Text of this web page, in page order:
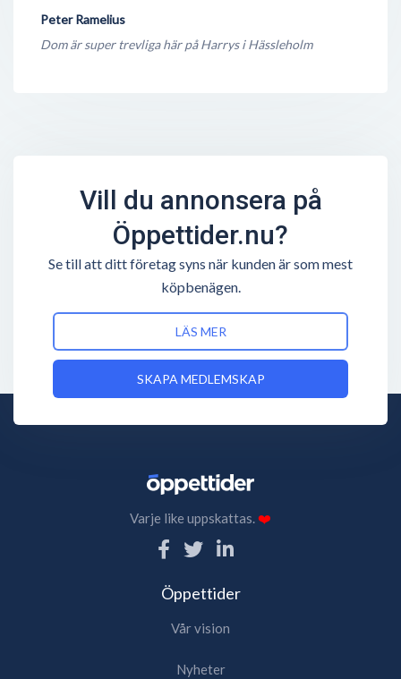
Peter Ramelius
Dom är super trevliga här på Harrys i Hässleholm
Vill du annonsera på
Öppettider.nu?
Se till att ditt företag syns när kunden är som mest
köpbenägen.
LÄS MER
SKAPA MEDLEMSKAP
Varje like uppskattas.❤️
Öppettider
Vår vision
Nyheter